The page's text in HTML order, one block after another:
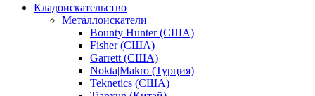
Кладоискательство
Металлоискатели
Bounty Hunter (США)
Fisher (США)
Garrett (США)
Nokta|Makro (Турция)
Teknetics (США)